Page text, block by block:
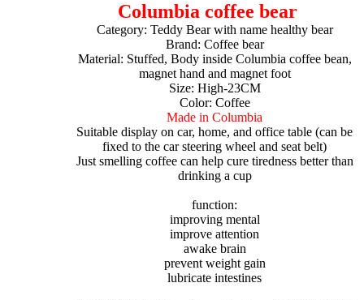
Columbia coffee bear
Category: Teddy Bear with name healthy bear
Brand: Coffee bear
Material: Stuffed, Body inside Columbia coffee bean,
magnet hand and magnet foot
Size: High-23CM
Color: Coffee
Made in Columbia
Suitable display on car, home, and office table (can be
fixed to the car steering wheel and seat belt)
Just smelling coffee can help cure tiredness better than
drinking a cup
function:
improving mental
improve attention
awake brain
prevent weight gain
lubricate intestines